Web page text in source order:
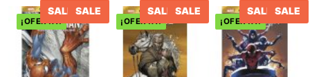
¡OFERTA!
SALE SALE
¡OFERTA!
SALE SALE
¡OFERTA!
SALE SALE